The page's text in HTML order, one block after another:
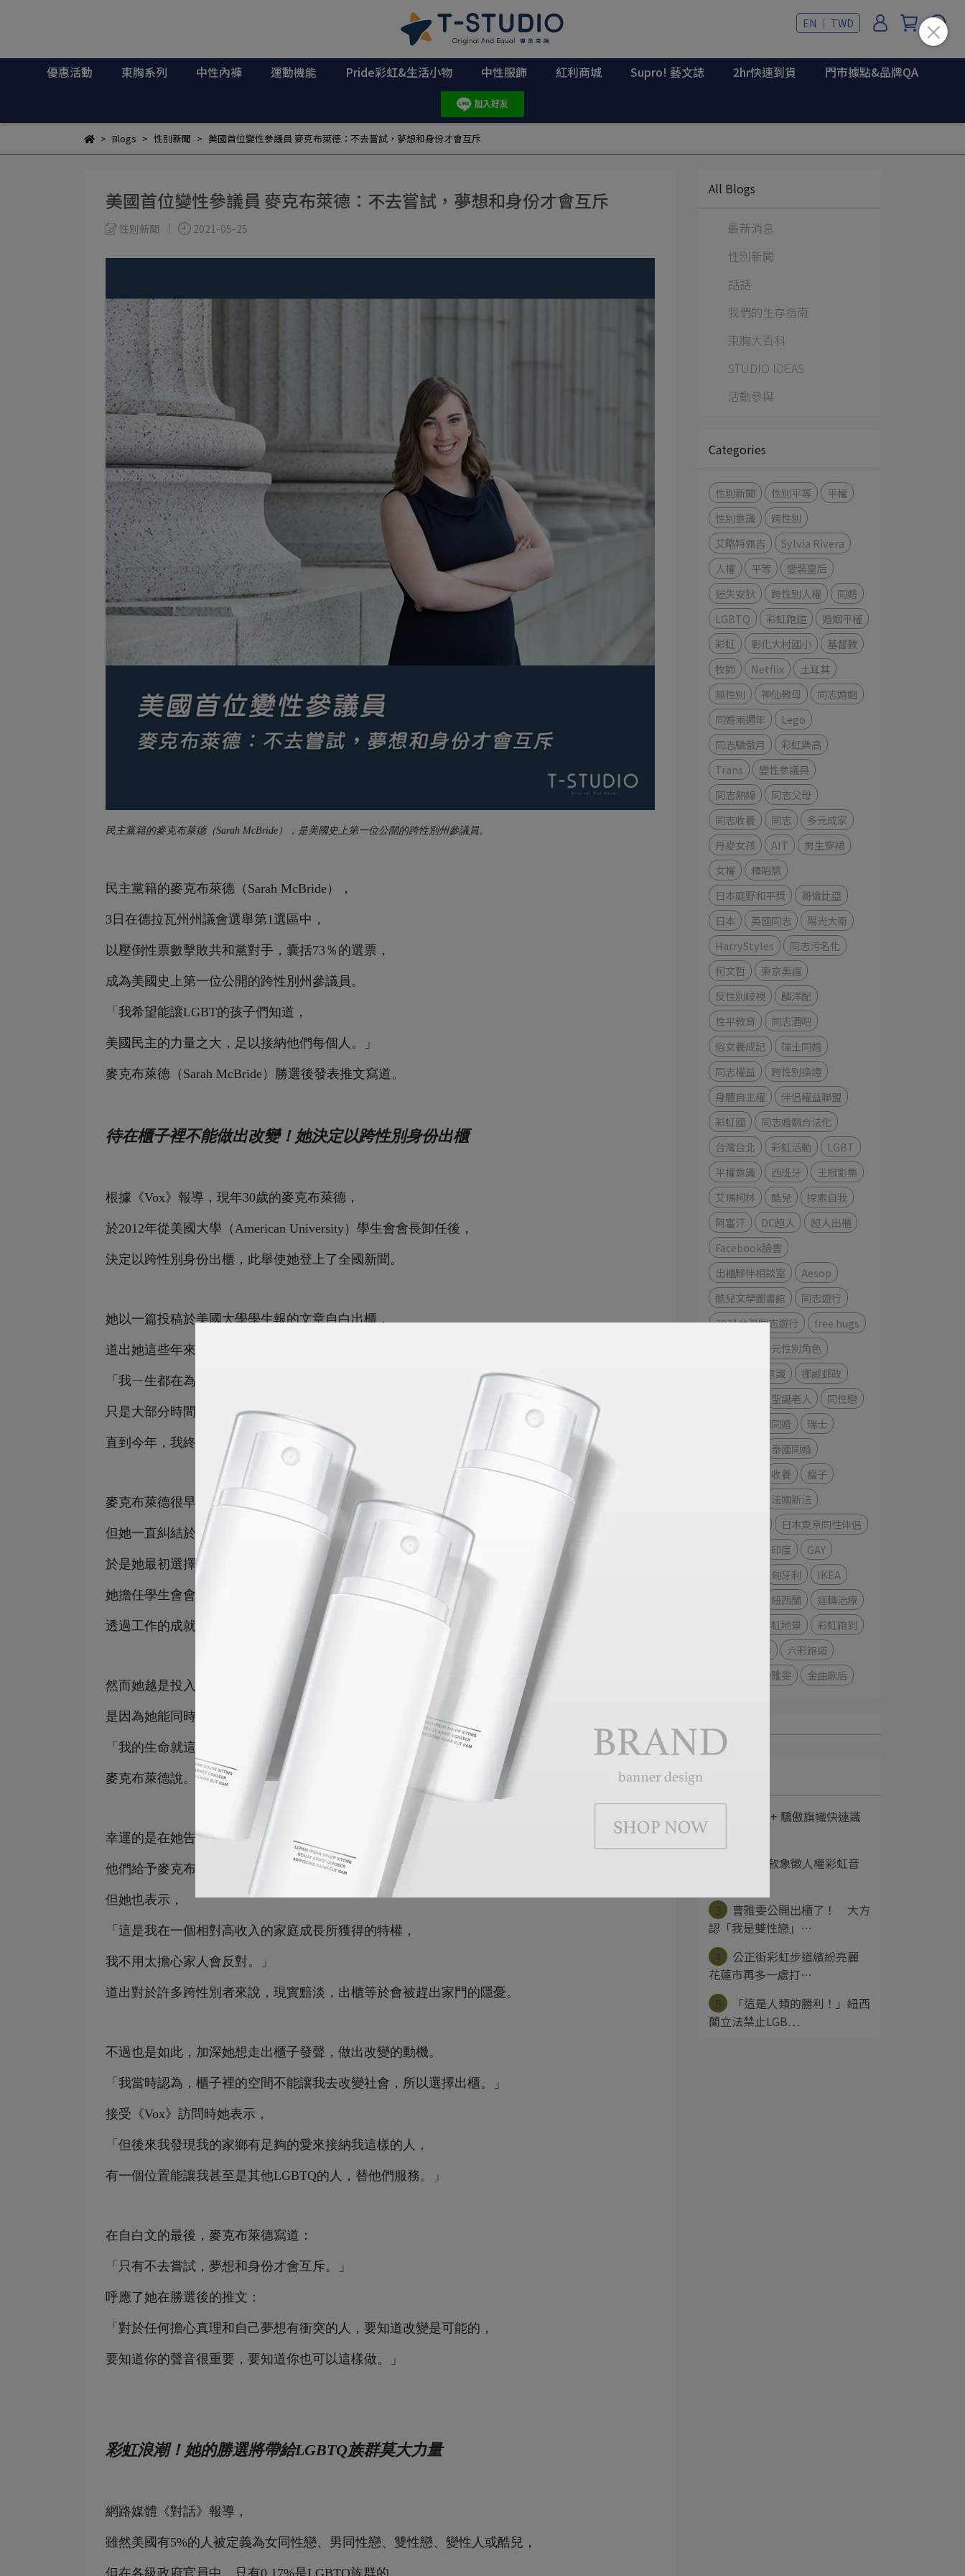
EN ｜ TWD
優惠活動 束胸系列 中性內褲 運動機能 Pride彩虹&生活小物 中性服飾 紅利商城 Supro! 藝文誌 2hr快速到貨 門市據點&品牌QA
Blogs 性別新聞 美國首位變性參議員 麥克布萊德：不去嘗試，夢想和身份才會互斥
美國首位變性參議員 麥克布萊德：不去嘗試，夢想和身份才會互斥
性別新聞 2021-05-25
民主黨籍的麥克布萊德（Sarah McBride），是美國史上第一位公開的跨性別州參議員。
民主黨籍的麥克布萊德（Sarah McBride），
3日在德拉瓦州州議會選舉第1選區中，
以壓倒性票數擊敗共和黨對手，囊括73％的選票，
成為美國史上第一位公開的跨性別州參議員。
「我希望能讓LGBT的孩子們知道，
美國民主的力量之大，足以接納他們每個人。」
麥克布萊德（Sarah McBride）勝選後發表推文寫道。
待在櫃子裡不能做出改變！她決定以跨性別身份出櫃
根據《Vox》報導，現年30歲的麥克布萊德，
於2012年從美國大學（American University）學生會會長卸任後，
決定以跨性別身份出櫃，此舉使她登上了全國新聞。
她以一篇投稿於美國大學學生報的文章自白出櫃，
道出她這些年來的心路歷程：
「我ㄧ生都在為自己的性別認同掙扎，其實它早已存在我的生命，
只是大部分時間，我無法接受。
直到今年，我終於正視我內心深處的秘密：我是跨性別者。」
麥克布萊德很早就知道自己對於政治的熱忱，
但她一直糾結於這個志向可能會與身份相互排斥的想法，
於是她最初選擇了不容易讓人失望的方法。
她擔任學生會會長，致力於追求公平的制度，
透過工作的成就感，減緩內心的掙扎。
然而她越是投入政治工作，越感受到她之所以能夠享受她做的每一件事，
是因為她能同時想像自己是一個女生。
「我的生命就這麼短暫，我不想再浪費，我想成為真正的自己。」
麥克布萊德說。
幸運的是在她告訴家人和朋友自己是個跨性別者後，
他們給予麥克布萊德完全的支持。
但她也表示，
「這是我在一個相對高收入的家庭成長所獲得的特權，
我不用太擔心家人會反對。」
道出對於許多跨性別者來說，現實黯淡，出櫃等於會被趕出家門的隱憂。
不過也是如此，加深她想走出櫃子發聲，做出改變的動機。
「我當時認為，櫃子裡的空間不能讓我去改變社會，所以選擇出櫃。」
接受《Vox》訪問時她表示，
「但後來我發現我的家鄉有足夠的愛來接納我這樣的人，
有一個位置能讓我甚至是其他LGBTQ的人，替他們服務。」
在自白文的最後，麥克布萊德寫道：
「只有不去嘗試，夢想和身份才會互斥。」
呼應了她在勝選後的推文：
「對於任何擔心真理和自己夢想有衝突的人，要知道改變是可能的，
要知道你的聲音很重要，要知道你也可以這樣做。」
彩虹浪潮！她的勝選將帶給LGBTQ族群莫大力量
網路媒體《對話》報導，
雖然美國有5%的人被定義為女同性戀、男同性戀、雙性戀、變性人或酷兒，
但在各級政府官員中，只有0.17%是LGBTQ族群的。
All Blogs
最新消息
性別新聞
話話
我們的生存指南
束胸大百科
STUDIO IDEAS
活動參與
Categories
性別新聞 性別平等
平權
性別意識
跨性別
艾略特佩吉
Sylvia Rivera
人權
平等
變裝皇后
迷失安狄
跨性別人權
同婚
LGBTQ
彩虹跑道
婚姻平權
彩虹
彰化大村國小
基督教
牧師
Netflix
土耳其
無性別
神仙教母
同志婚姻
同婚兩週年
Lego
同志驕傲月
彩虹樂高
Trans
變性參議員
同志熱線
同志父母
同志收養
同志
多元成家
丹麥女孩
AIT
男生穿裙
女權
釋昭慧
日本庭野和平獎
哥倫比亞
日本
英國同志
陽光大衛
HarryStyles
同志污名化
柯文哲
東京奧運
反性別歧視
麟洋配
性平教育
同志酒吧
俗女養成記
瑞士同婚
同志權益
跨性別換證
身體自主權
伴侶權益聯盟
彩虹國
同志婚姻合法化
台灣台北
彩虹活動
LGBT
平權意識
西班牙
王冠影集
艾瑪柯林
酷兒
探索自我
阿富汗
DC超人
超人出櫃
Facebook臉書
出櫃夥伴相談室
Aesop
酷兒文學圖書館
同志遊行
2021台灣同志遊行
free hugs
多元性別角色
好萊塢多元意識
挪威郵政
聖誕老人
同性戀
智利同婚
瑞士
泰國同婚
收養
瘦子
法國新法
日本東京同性伴侶
印度
GAY
匈牙利
IKEA
紐西蘭
迴轉治療
彩虹地景
彩虹跑到
六彩
六彩跑道
詹雅雯 金曲歌后
LGBTQ+ 驕傲旗幟快速識
IKEA首款象徵人權彩虹音
曹雅雯公開出櫃了！ 大方
認「我是雙性戀」⋯
公正街彩虹步道繽紛亮麗
花蓮市再多一處打⋯
「這是人類的勝利！」紐西
蘭立法禁止LGB⋯